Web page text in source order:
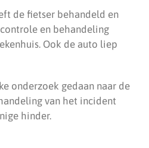
de fietser behandeld en
en behandeling
Ook de auto liep
onderzoek gedaan naar de
van het incident
hinder.